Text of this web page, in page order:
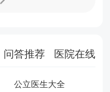
问答推荐 医院在线
公立医生大全